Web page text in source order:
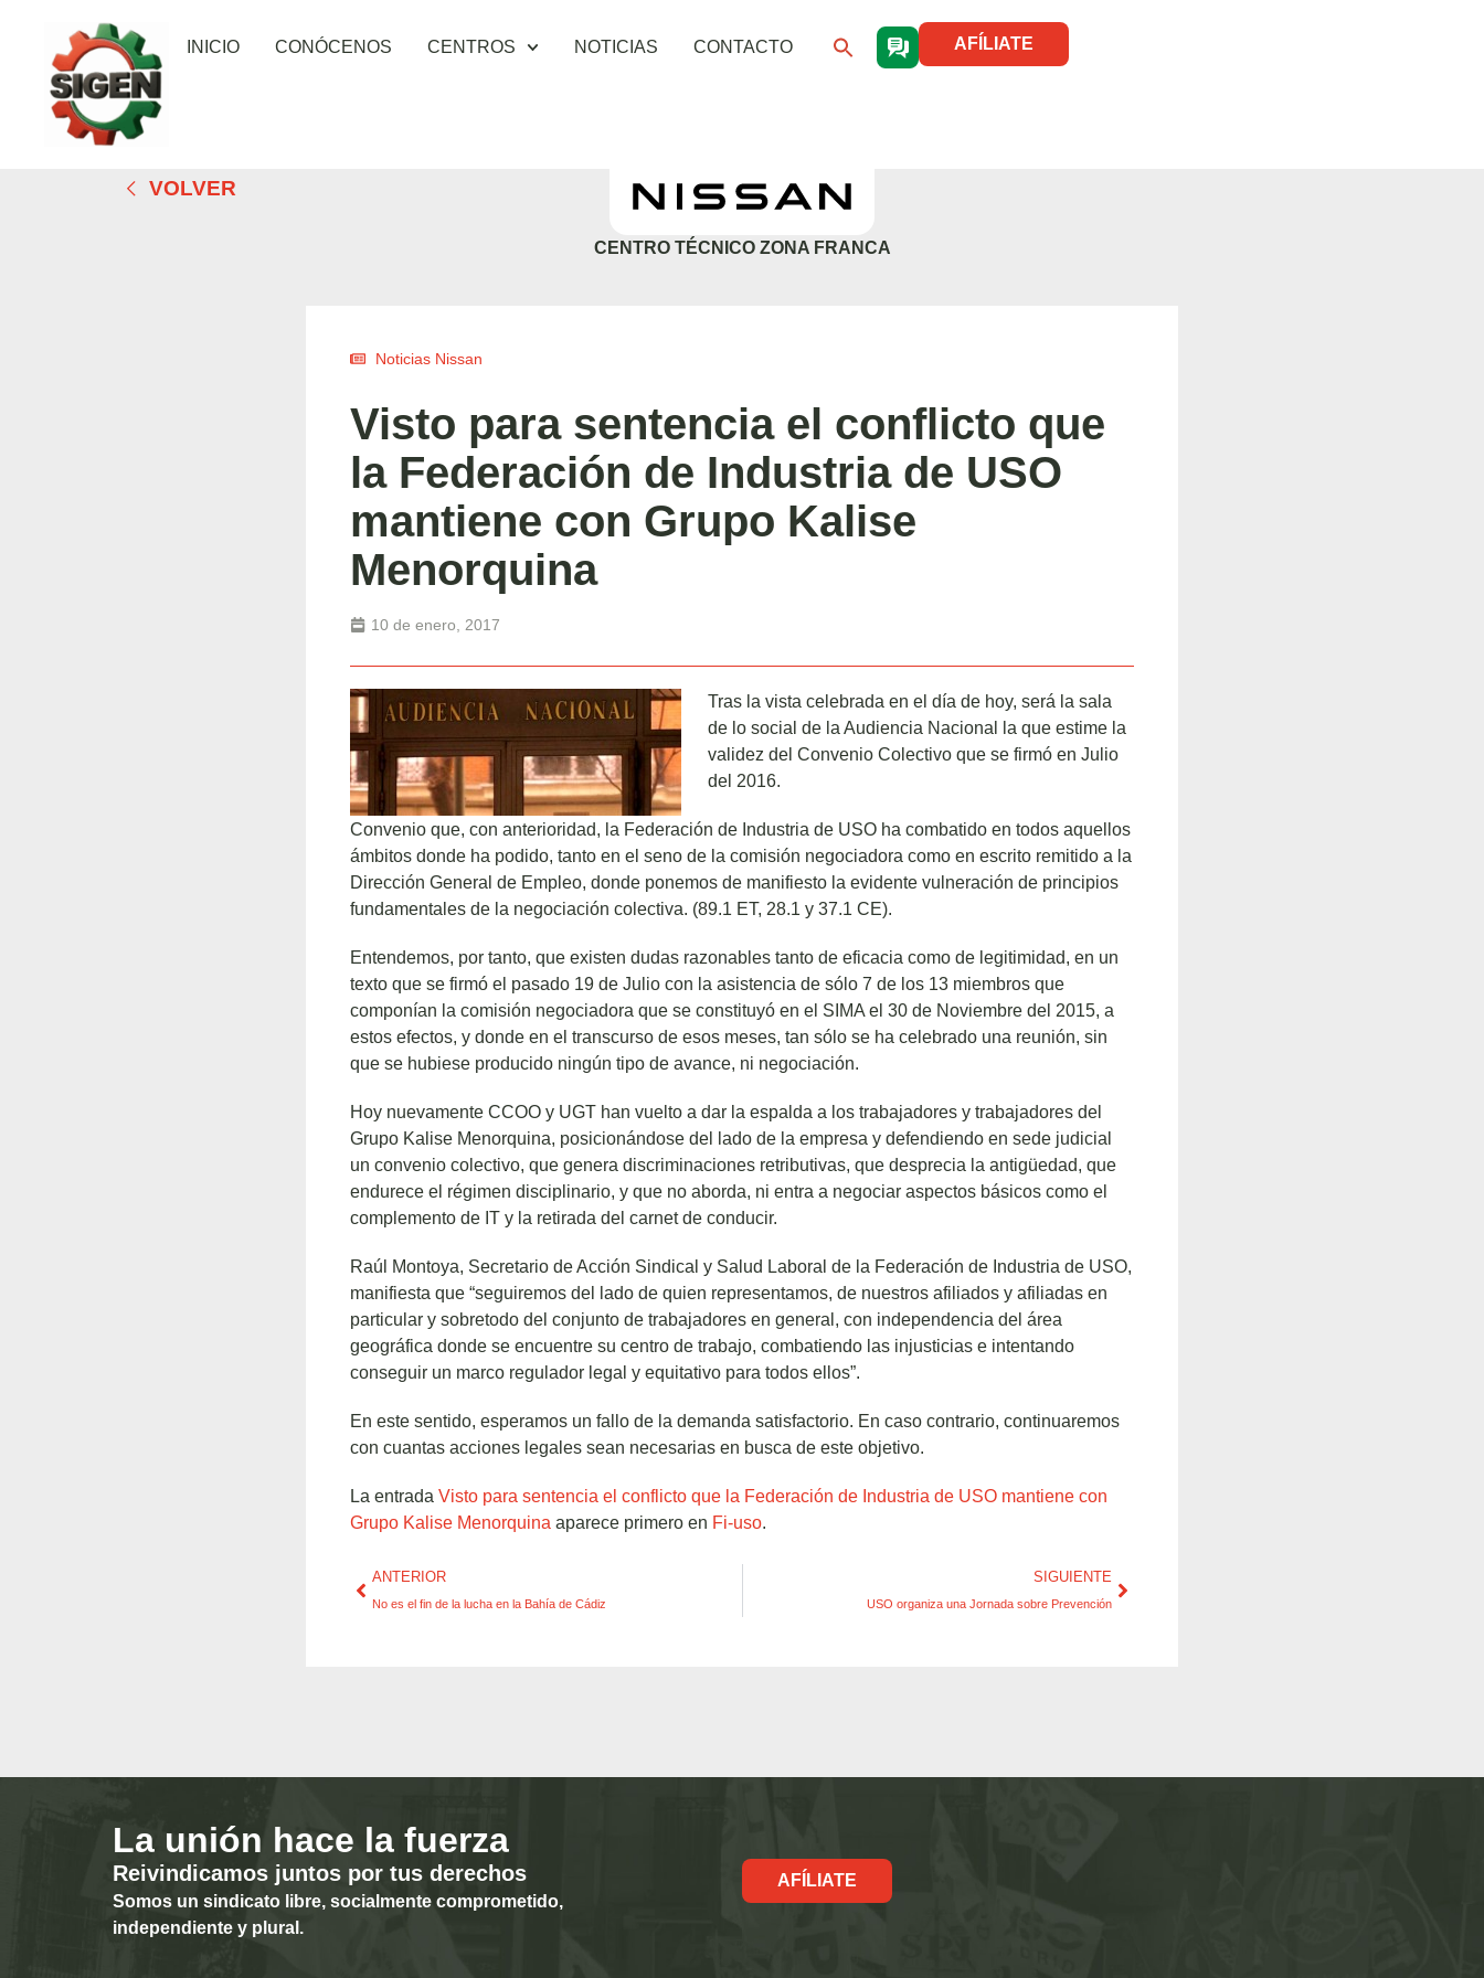
INICIO CONÓCENOS CENTROS NOTICIAS CONTACTO AFÍLIATE
VOLVER
CENTRO TÉCNICO ZONA FRANCA
Noticias Nissan
Visto para sentencia el conflicto que
la Federación de Industria de USO
mantiene con Grupo Kalise
Menorquina
10 de enero, 2017
Tras la vista celebrada en el día de hoy, será la sala
de lo social de la Audiencia Nacional la que estime la
validez del Convenio Colectivo que se firmó en Julio
del 2016.
Convenio que, con anterioridad, la Federación de Industria de USO ha combatido en todos aquellos
ámbitos donde ha podido, tanto en el seno de la comisión negociadora como en escrito remitido a la
Dirección General de Empleo, donde ponemos de manifiesto la evidente vulneración de principios
fundamentales de la negociación colectiva. (89.1 ET, 28.1 y 37.1 CE).
Entendemos, por tanto, que existen dudas razonables tanto de eficacia como de legitimidad, en un
texto que se firmó el pasado 19 de Julio con la asistencia de sólo 7 de los 13 miembros que
componían la comisión negociadora que se constituyó en el SIMA el 30 de Noviembre del 2015, a
estos efectos, y donde en el transcurso de esos meses, tan sólo se ha celebrado una reunión, sin
que se hubiese producido ningún tipo de avance, ni negociación.
Hoy nuevamente CCOO y UGT han vuelto a dar la espalda a los trabajadores y trabajadores del
Grupo Kalise Menorquina, posicionándose del lado de la empresa y defendiendo en sede judicial
un convenio colectivo, que genera discriminaciones retributivas, que desprecia la antigüedad, que
endurece el régimen disciplinario, y que no aborda, ni entra a negociar aspectos básicos como el
complemento de IT y la retirada del carnet de conducir.
Raúl Montoya, Secretario de Acción Sindical y Salud Laboral de la Federación de Industria de USO,
manifiesta que “seguiremos del lado de quien representamos, de nuestros afiliados y afiliadas en
particular y sobretodo del conjunto de trabajadores en general, con independencia del área
geográfica donde se encuentre su centro de trabajo, combatiendo las injusticias e intentando
conseguir un marco regulador legal y equitativo para todos ellos”.
En este sentido, esperamos un fallo de la demanda satisfactorio. En caso contrario, continuaremos
con cuantas acciones legales sean necesarias en busca de este objetivo.
La entrada Visto para sentencia el conflicto que la Federación de Industria de USO mantiene con
Grupo Kalise Menorquina aparece primero en Fi-uso.
ANTERIOR
No es el fin de la lucha en la Bahía de Cádiz
SIGUIENTE
USO organiza una Jornada sobre Prevención
La unión hace la fuerza
Reivindicamos juntos por tus derechos
Somos un sindicato libre, socialmente comprometido,
independiente y plural.
AFÍLIATE